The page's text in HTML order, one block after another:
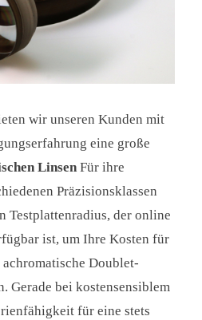
wir unseren Kunden mit
eine große
Linsen Für ihre
Präzisionsklassen
Testplattenradius, der online
ist, um Ihre Kosten für
Doublet-
Gerade bei kostensensiblem
für eine stets